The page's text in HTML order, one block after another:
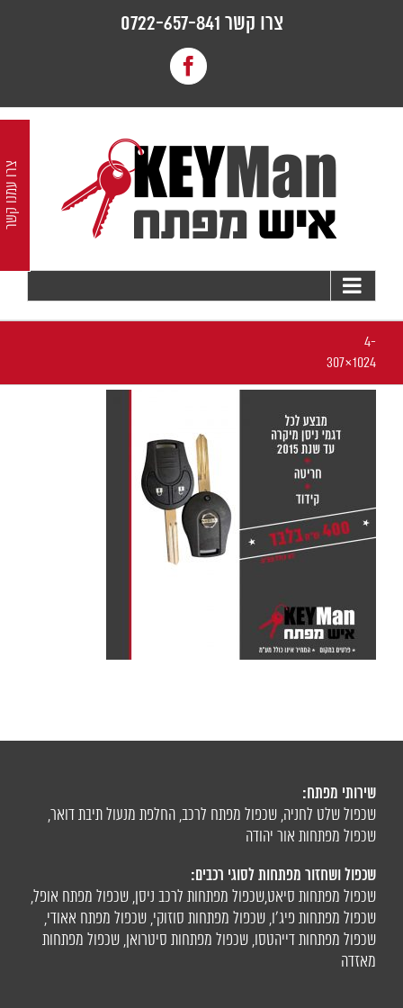
צרו קשר 0722-657-841
Facebook
4-
1024×307
שירותי מפתח:
שכפול שלט לחניה, שכפול מפתח לרכב, החלפת מנעול תיבת דואר,
שכפול מפתחות אור יהודה
שכפול ושחזור מפתחות לסוגי רכבים:
שכפול מפתחות סיאט,שכפול מפתחות לרכב ניסן , שכפול מפתח אופל,
שכפול מפתחות פיג'ו, שכפול מפתחות סוזוקי, שכפול מפתח אאודי,
שכפול מפתחות דייהטסו, שכפול מפתחות סיטרואן , שכפול מפתחות
מאזדה
צרו עמנו קשר